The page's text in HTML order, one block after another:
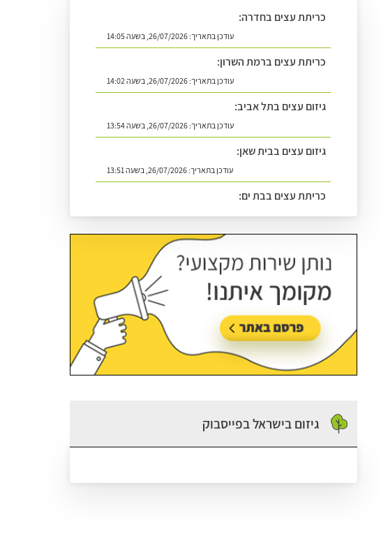
כריתת עצים בחדרה:
עודכן בתאריך:26/07/2026, בשעה 14:05
כריתת עצים ברמת השרון:
עודכן בתאריך:26/07/2026, בשעה 14:02
גיזום עצים בתל אביב:
עודכן בתאריך:26/07/2026, בשעה 13:54
גיזום עצים בבית שאן:
עודכן בתאריך:26/07/2026, בשעה 13:51
כריתת עצים בבת ים:
עודכן בתאריך:26/07/2026, בשעה 14:08
גיזום בישראל בפייסבוק